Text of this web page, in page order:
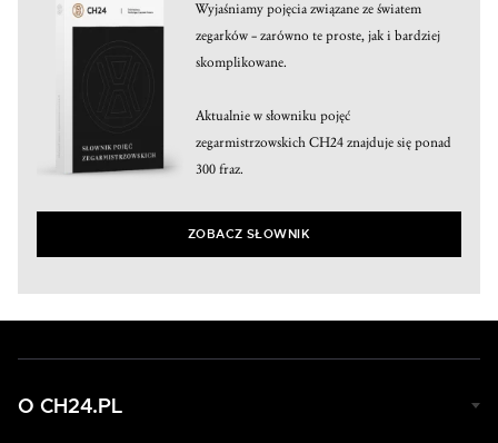
Wyjaśniamy pojęcia związane ze światem
zegarków – zarówno te proste, jak i bardziej
skomplikowane.
Aktualnie w słowniku pojęć
zegarmistrzowskich CH24 znajduje się ponad
300 fraz.
ZOBACZ SŁOWNIK
O CH24.PL